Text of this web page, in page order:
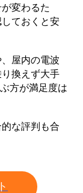
変わるた
ておくと安
屋内の電波
換えず大手
方が満足度は
な評判も合